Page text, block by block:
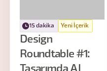
15 dakika Yeni İçerik
Design
Roundtable #1:
Tasarımda AI